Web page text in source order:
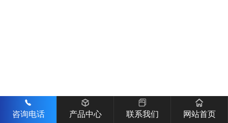
咨询电话 产品中心 联系我们 网站首页